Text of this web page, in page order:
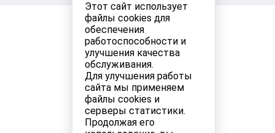
Этот сайт использует
файлы cookies для
обеспечения
работоспособности и
улучшения качества
обслуживания.
Для улучшения работы
сайта мы применяем
файлы cookies и
серверы статистики.
Продолжая его